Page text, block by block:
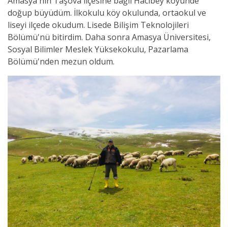
doğup büyüdüm. İlkokulu köy okulunda, ortaokul ve
liseyi ilçede okudum. Lisede Bilişim Teknolojileri
Bölümü'nü bitirdim. Daha sonra Amasya Üniversitesi,
Sosyal Bilimler Meslek Yüksekokulu, Pazarlama
Bölümü'nden mezun oldum.